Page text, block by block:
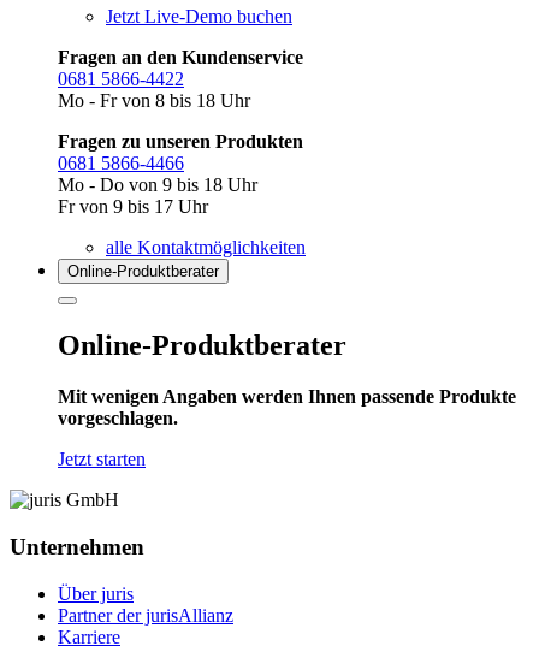
Jetzt Live-Demo buchen
Fragen an den Kundenservice
0681 5866-4422
Mo - Fr von 8 bis 18 Uhr
Fragen zu unseren Produkten
0681 5866-4466
Mo - Do von 9 bis 18 Uhr
Fr von 9 bis 17 Uhr
alle Kontaktmöglichkeiten
Online-Produkt­berater
Online-Produktberater
Mit wenigen Angaben werden Ihnen passende Produkte
vorgeschlagen.
Jetzt starten
Unternehmen
Über juris
Partner der jurisAllianz
Karriere